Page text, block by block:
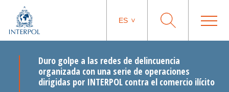
ES
Duro golpe a las redes de delincuencia
organizada con una serie de operaciones
dirigidas por INTERPOL contra el comercio ilícito